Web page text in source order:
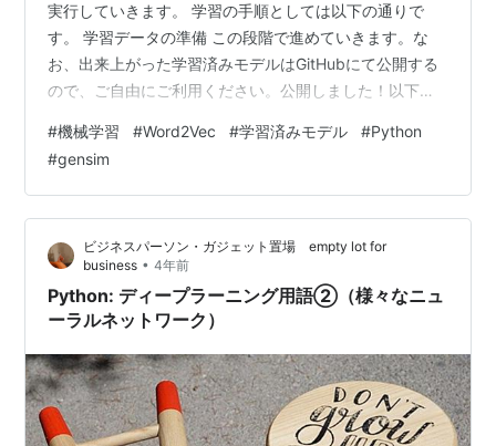
実行していきます。 学習の手順としては以下の通りで
す。 学習データの準備 この段階で進めていきます。な
お、出来上がった学習済みモデルはGitHubにて公開する
ので、ご自由にご利用ください。公開しました！以下の
https://github.com/Frq09/w2v.git 学習データの準備 日
本語wikipediaコーパスのダウンロード フォルダの解凍お
よび前処理 分かち書きする 学習 進捗の表示 学習の実行
モデルの保存 実験 類似単語の検索 単語の足し引き まと
め 参考文献 学習データの準備 今回…
#機械学習 #Word2Vec #学習済みモデル #Python
#gensim
ビジネスパーソン・ガジェット置場 empty lot for
business • 4年前
Python: ディープラーニング用語②（様々なニュ
ーラルネットワーク）